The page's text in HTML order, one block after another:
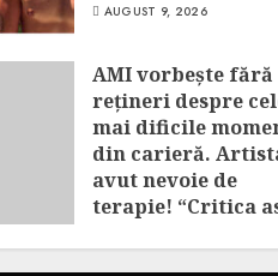
AUGUST 9, 2026
AMI vorbește fără
rețineri despre
mai dificile
din carieră.
avut nevoie de
terapie! “Critica